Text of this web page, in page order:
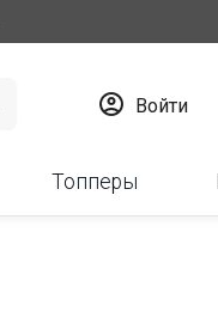
 Войти
Топперы